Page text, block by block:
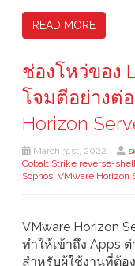
READ MORE
ช่องโหว่ของ
โจมตีอย่างต่
Horizon
March 31st, 2022
Cobalt Strike reverse-shell
Sophos, VMware Horizon
VMware Horizon
ทำให้เข้าถึง Apps
สำหรับผู้ใช้งานที่ต้อ